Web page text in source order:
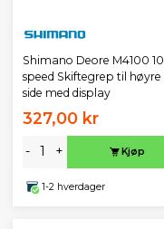
Shimano Deore M4100 10
speed Skiftegrep til høyre
side med display
327,00 kr
- + Kjøp
1-2 hverdager